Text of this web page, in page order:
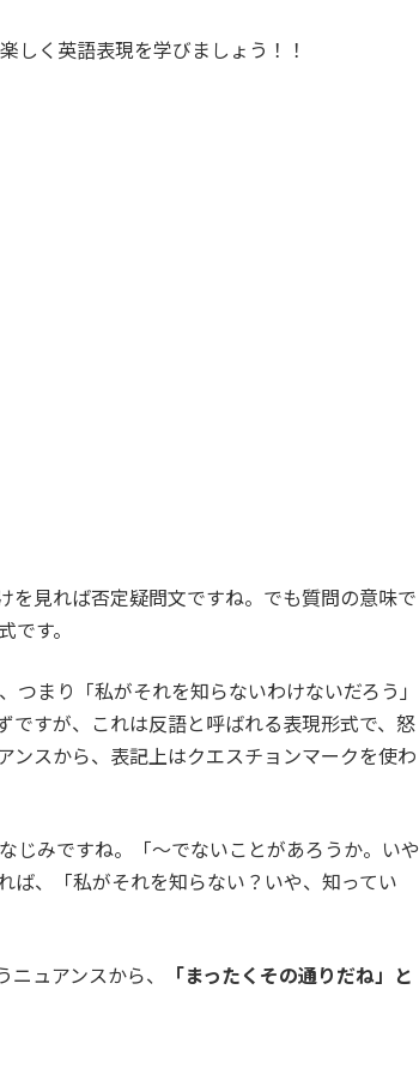
しく英語表現を学びましょう！！
を見れば否定疑問文ですね。でも質問の意味で
です。
まり「私がそれを知らないわけないだろう」
ですが、これは反語と呼ばれる表現形式で、怒
ンスから、表記上はクエスチョンマークを使わ
じみですね。「～でないことがあろうか。いや
ば、「私がそれを知らない？いや、知ってい
ュアンスから、
「まったくその通りだね」と